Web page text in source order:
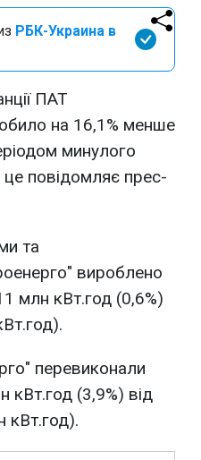
РБК-Украина в
ПАТ
на 16,1% менше
минулого
повідомляє прес-
та
вироблено
млн кВт.год (0,6%)
перевиконали
кВт.год (3,9%) від
кВт.год).